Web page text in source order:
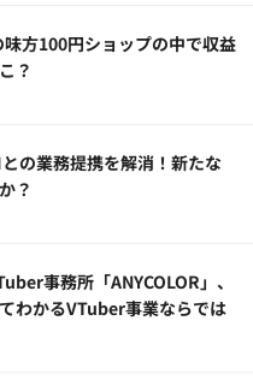
方100円ショップの中で収益
？
の業務提携を解消！新たな
？
事務所「ANYCOLOR」、
わかるVTuber事業ならでは